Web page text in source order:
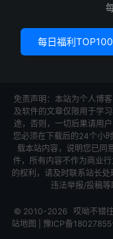
每日福利TOP100
免责声明：本站为个人博
及软件的文章仅限用于学
途，否则，一切后果请用
您必须在下载后的24个小
载本站内容，说明您已同
件，所有内容不作为商业
的权利，请及时联系站长
违法举报/投稿
© 2010-2026 哎呦不错
站地图
豫ICP备18027855